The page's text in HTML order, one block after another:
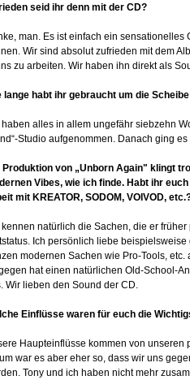
seid ihr denn mit der CD?
man. Es ist einfach ein
Wir sind absolut zufrieden mit dem
zu arbeiten. Wir haben ihn direkt als
lange habt ihr gebraucht um die
haben alles in allem ungefähr siebzehn
Studio aufgenommen. Danach ging
Produktion von „Unborn Again" klingt
Vibes, wie ich finde. Habt ihr
mit KREATOR, SODOM, VOIVOD,
kennen natürlich die Sachen, die er
Ich persönlich liebe
modernen Sachen wie Pro-Tools,
hat einen natürlichen Old-School-
Wir lieben den Sound der CD.
Einflüsse waren für euch die
Haupteinflüsse kommen von
war es aber eher so, dass wir uns
Tony und ich haben nicht mehr